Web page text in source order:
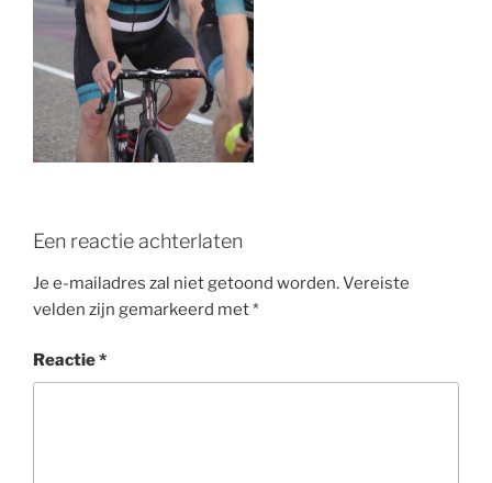
k
Een reactie achterlaten
Je e-mailadres zal niet getoond worden.Vereiste
velden zijn gemarkeerd met*
Reactie*